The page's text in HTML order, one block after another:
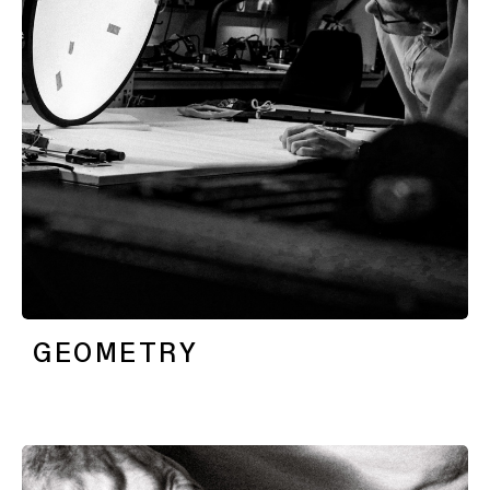
Warm
dim
verlichting
Verlichting
vochtige
ruimtes
GEOMETRY